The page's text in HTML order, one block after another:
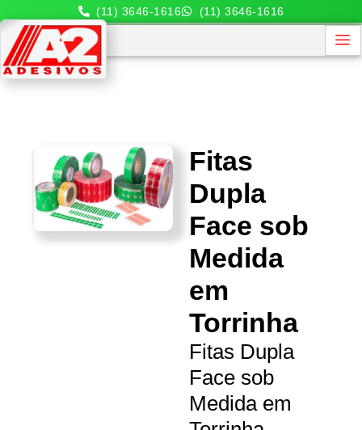
(11) 3646-1616 (11) 3646-1616
Fitas
Dupla
Face sob
Medida
em
Torrinha
Fitas Dupla
Face sob
Medida em